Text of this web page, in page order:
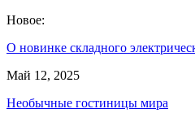
Новое:
О новинке складного
Май 12, 2025
Необычные гостиницы мира